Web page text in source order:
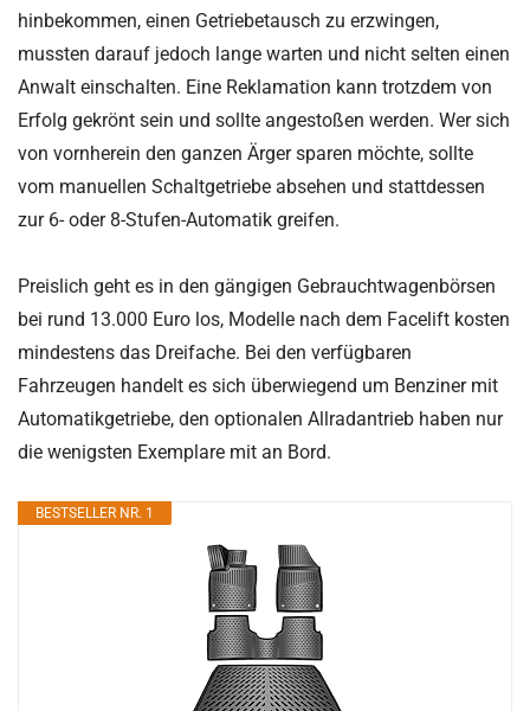
hinbekommen, einen Getriebetausch zu erzwingen,
mussten darauf jedoch lange warten und nicht selten einen
Anwalt einschalten. Eine Reklamation kann trotzdem von
Erfolg gekrönt sein und sollte angestoßen werden. Wer sich
von vornherein den ganzen Ärger sparen möchte, sollte
vom manuellen Schaltgetriebe absehen und stattdessen
zur 6- oder 8-Stufen-Automatik greifen.
Preislich geht es in den gängigen Gebrauchtwagenbörsen
bei rund 13.000 Euro los, Modelle nach dem Facelift kosten
mindestens das Dreifache. Bei den verfügbaren
Fahrzeugen handelt es sich überwiegend um Benziner mit
Automatikgetriebe, den optionalen Allradantrieb haben nur
die wenigsten Exemplare mit an Bord.
BESTSELLER NR. 1